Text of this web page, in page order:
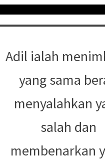
Adil ialah
yang sama
menyalahkan
salah dan
membenarkan